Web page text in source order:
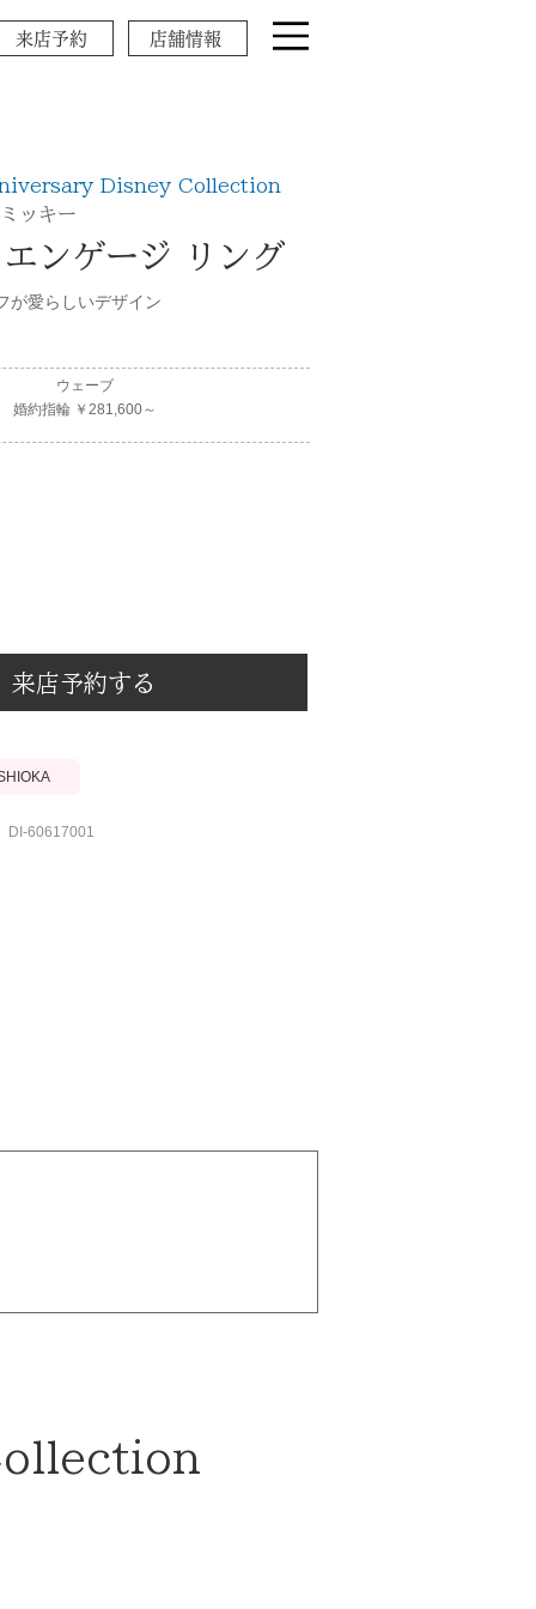
来店予約 店舗情報
Disney Collection
ッキー
ンゲージ リング
が愛らしいデザイン
ウェーブ
婚約指輪 ￥281,600～
来店予約する
DI-60617001